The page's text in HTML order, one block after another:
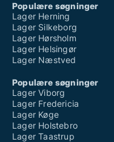
Populære søgninger
Lager Herning
Lager Silkeborg
Lager Hørsholm
Lager Helsingør
Lager Næstved
Populære søgninger
Lager Viborg
Lager Fredericia
Lager Køge
Lager Holstebro
Lager Taastrup